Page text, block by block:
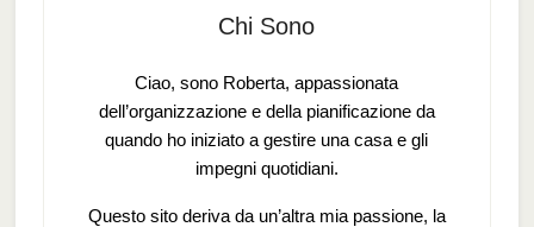
Chi Sono
Ciao, sono Roberta, appassionata
dell’organizzazione e della pianificazione da
quando ho iniziato a gestire una casa e gli
impegni quotidiani.
Questo sito deriva da un’altra mia passione, la